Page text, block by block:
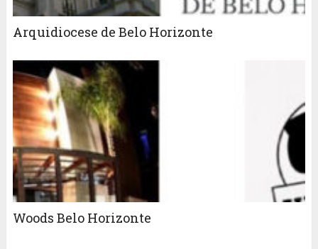
Arquidiocese de Belo Horizonte
Woods Belo Horizonte